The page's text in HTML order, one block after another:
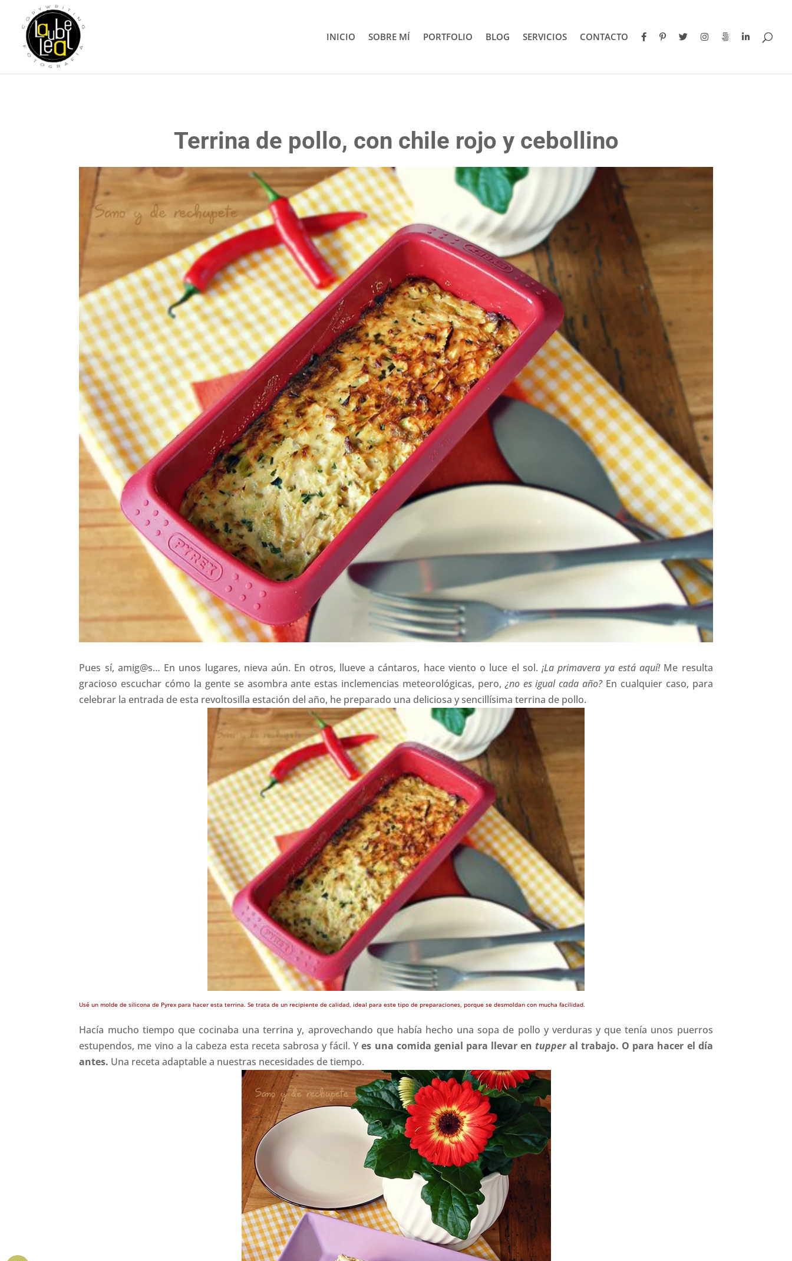
INICIO SOBRE MÍ PORTFOLIO BLOG SERVICIOS CONTACTO
Terrina de pollo, con chile rojo y cebollino
Pues sí, amig@s… En unos lugares, nieva aún. En otros, llueve a cántaros, hace viento o luce el sol.¡La primavera ya está aquí!Me resulta
gracioso escuchar cómo la gente se asombra ante estas inclemencias meteorológicas, pero, ¿no es igual cada año?En cualquier caso, para
celebrar la entrada de esta revoltosilla estación del año, he preparado una deliciosa y sencillísima terrina de pollo.
Usé un molde de silicona de Pyrex para hacer esta terrina. Se trata de un recipiente de calidad, ideal para este tipo de preparaciones, porque se desmoldan con mucha facilidad.
Hacía mucho tiempo que cocinaba una terrina y, aprovechando que había hecho una sopa de pollo y verduras y que tenía unos puerros
estupendos, me vino a la cabeza esta receta sabrosa y fácil. Yes una comida genial para llevar en tupperal trabajo. O para hacer el día
antes. Una receta adaptable a nuestras necesidades de tiempo.